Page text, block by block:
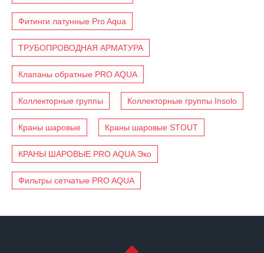
Фитинги латунные Pro Aqua
ТРУБОПРОВОДНАЯ АРМАТУРА
Клапаны обратные PRO AQUA
Коллекторные группы Коллекторные группы Insolo
Краны шаровые Краны шаровые STOUT
КРАНЫ ШАРОВЫЕ PRO AQUA Эко
Фильтры сетчатые PRO AQUA